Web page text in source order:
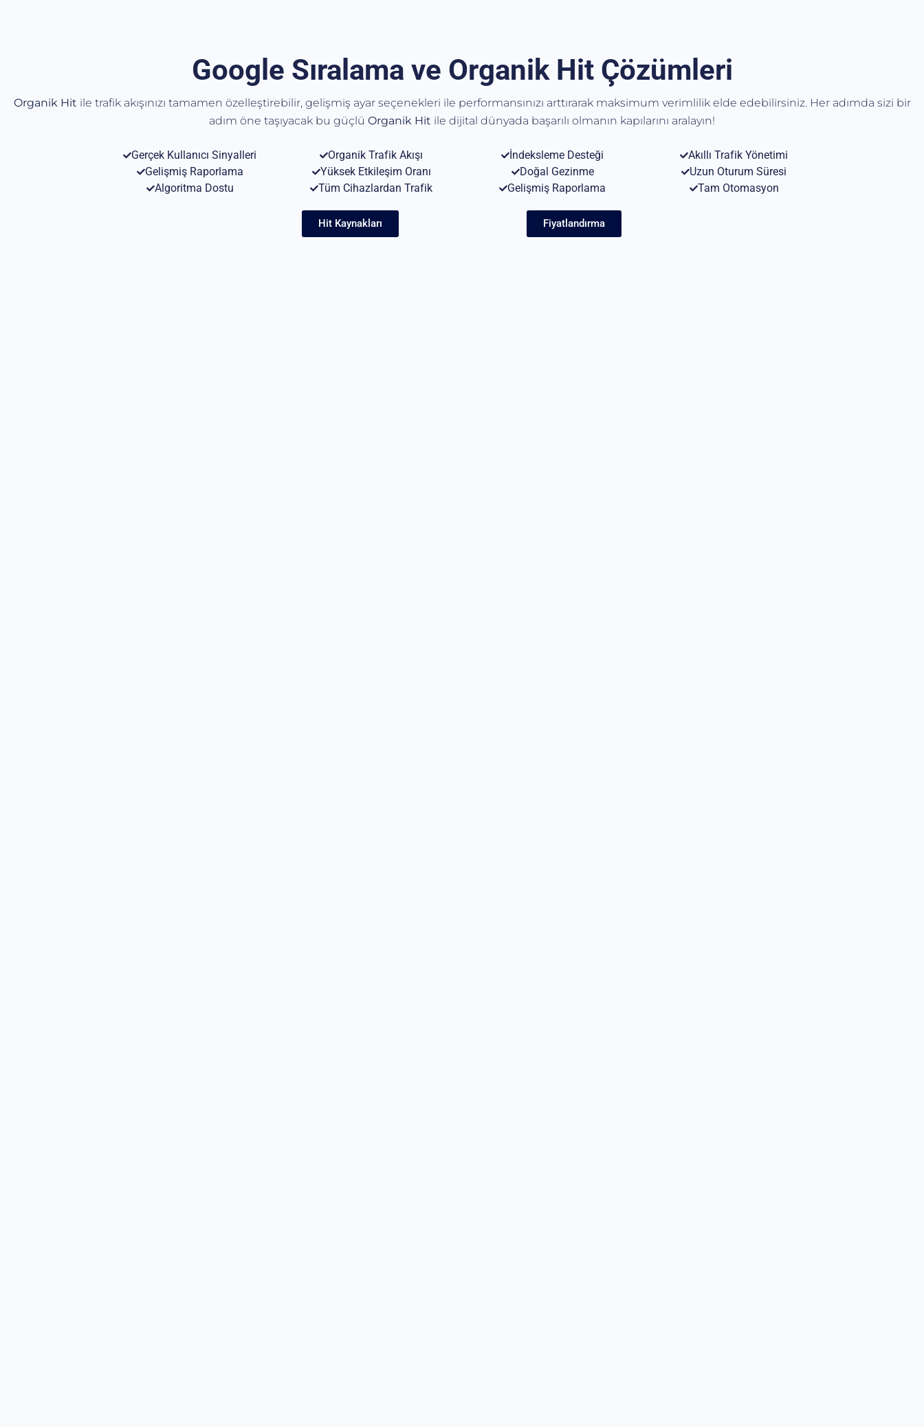
Google Sıralama ve Organik Hit Çözümleri
Organik Hit ile trafik akışınızı tamamen özelleştirebilir, gelişmiş ayar seçenekleri ile performansınızı arttırarak maksimum verimlilik elde edebilirsiniz. Her adımda sizi bir
adım öne taşıyacak bu güçlü Organik Hit ile dijital dünyada başarılı olmanın kapılarını aralayın!
Gerçek Kullanıcı Sinyalleri Organik Trafik Akışı İndeksleme Desteği
Akıllı Trafik Yönetimi
Gelişmiş Raporlama
Yüksek Etkileşim Oranı Doğal Gezinme
Uzun Oturum Süresi
Algoritma Dostu
Tüm Cihazlardan Trafik Gelişmiş Raporlama Tam Otomasyon
Hit Kaynakları Fiyatlandırma